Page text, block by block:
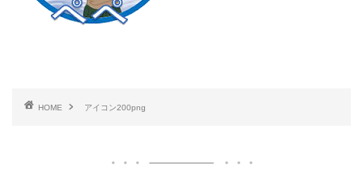
HOME アイコン200png